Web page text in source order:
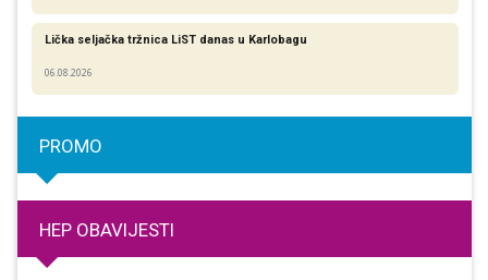
Lička seljačka tržnica LiST danas u Karlobagu
06.08.2026
PROMO
HEP OBAVIJESTI